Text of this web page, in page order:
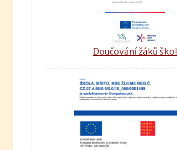
Doučování žáků škol